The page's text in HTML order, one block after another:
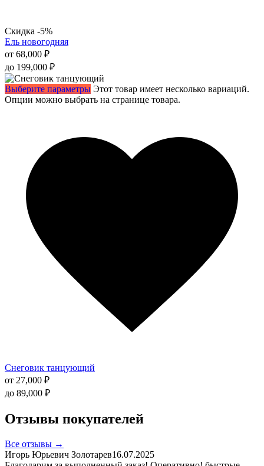
Скидка -5%
Ель новогодняя
от 68,000 ₽
до 199,000 ₽
Выберите параметры Этот товар имеет несколько вариаций.
Опции можно выбрать на странице товара.
Снеговик танцующий
от 27,000 ₽
до 89,000 ₽
Отзывы покупателей
Все отзывы →
Игорь Юрьевич Золотарев16.07.2025